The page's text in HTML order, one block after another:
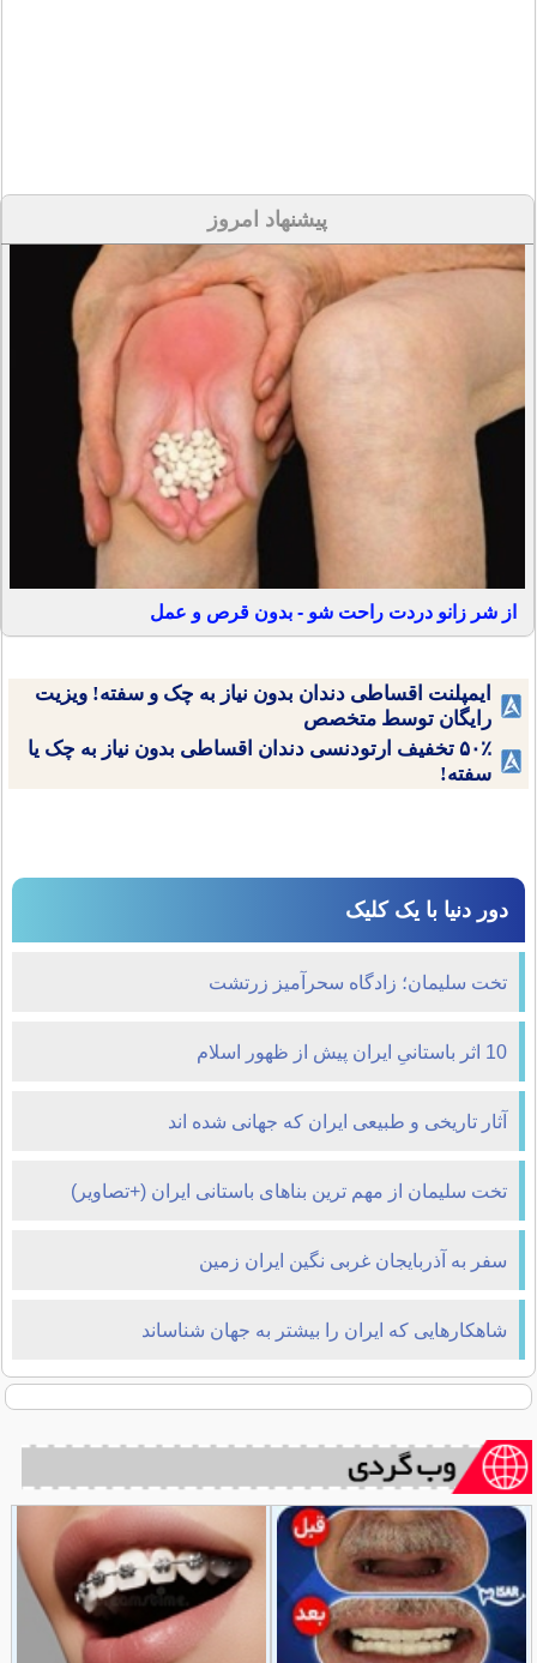
پیشنهاد امروز
از شر زانو دردت راحت شو - بدون قرص و عمل
ایمپلنت اقساطی دندان بدون نیاز به چک و سفته! ویزیت
رایگان توسط متخصص
۵۰٪ تخفیف ارتودنسی دندان اقساطی بدون نیاز به چک یا
سفته!
دور دنیا با یک کلیک
تخت سلیمان؛ زادگاه سحرآمیز زرتشت
10 اثر باستانیِ ایران پیش از ظهور اسلام
آثار تاریخی و طبیعی ایران که جهانی شده اند
تخت سلیمان از مهم ترین بناهای باستانی ایران (+تصاویر)
سفر به آذربایجان غربی نگین ایران زمین
شاهکارهایی که ایران را بیشتر به جهان شناساند